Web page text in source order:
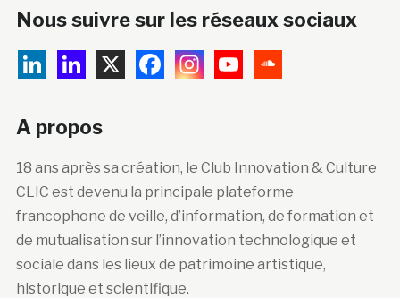
Nous suivre sur les réseaux sociaux
A propos
18 ans après sa création, le Club Innovation & Culture
CLIC est devenu la principale plateforme
francophone de veille, d’information, de formation et
de mutualisation sur l’innovation technologique et
sociale dans les lieux de patrimoine artistique,
historique et scientifique.